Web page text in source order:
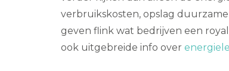
verbruikskosten, opslag
geven flink wat bedrijven een
ook uitgebreide info over